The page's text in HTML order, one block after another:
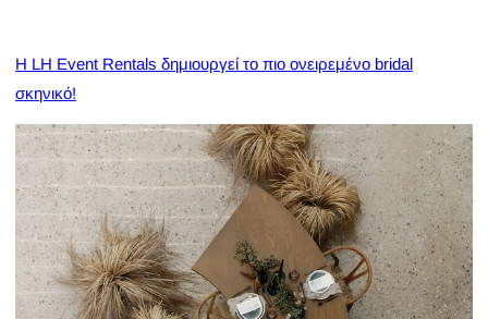
H LH Event Rentals δημιουργεί το πιο ονειρεμένο bridal
σκηνικό!